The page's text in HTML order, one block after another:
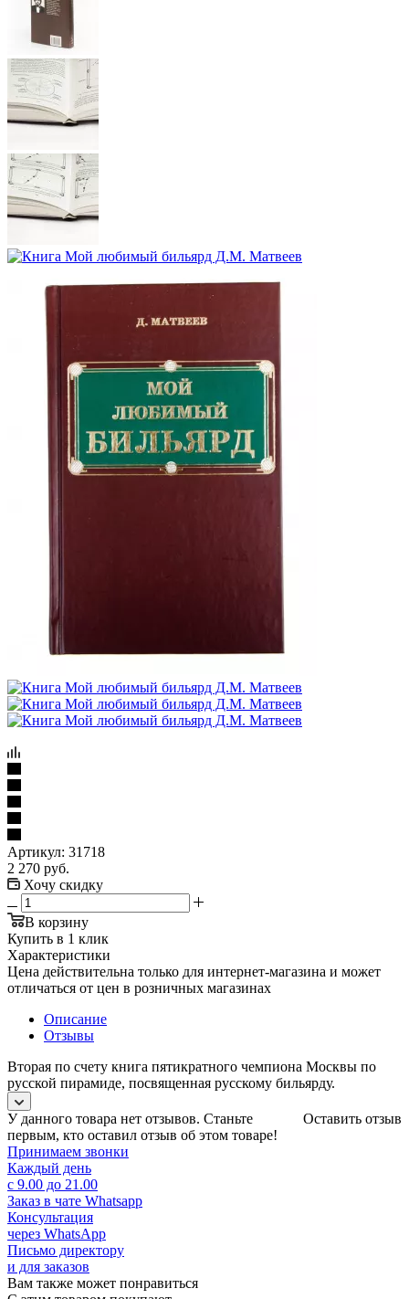
Артикул: 31718
2 270 руб.
Хочу скидку
В корзину
Купить в 1 клик
Характеристики
Цена действительна только для интернет-магазина и может
отличаться от цен в розничных магазинах
Описание
Отзывы
Вторая по счету книга пятикратного чемпиона Москвы по
русской пирамиде, посвященная русскому бильярду.
Оставить отзыв
У данного товара нет отзывов. Станьте
первым, кто оставил отзыв об этом товаре!
Принимаем звонки
Каждый день
с 9.00 до 21.00
Заказ в чате Whatsapp
Консультация
через WhatsApp
Письмо директору
и для заказов
Вам также может понравиться